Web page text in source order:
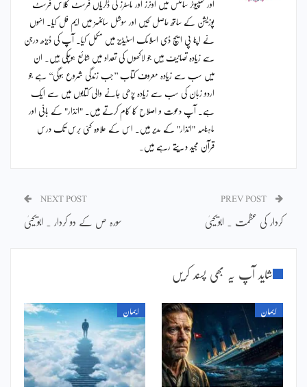
اور کمپیوٹر سائنس میں اونرز اور ماسٹرز کی ڈگریاں فرسٹ کلاس فرسٹ
پوزیشن کے ساتھ حاصل کیں اور سوشل سائنسز میں ایم فل کیا۔ انہوں
نے اپنا پی ایچ ڈی اسلامک اسٹیڈیز میں مکمل کیا۔ آپ کی ڈیڑھ درجن
سے زیادہ تصانیف ہیں جو لاکھوں کی تعداد میں شائع ہوچکی ہیں۔ ان
میں سب سے زیادہ معروف کتاب ’’جب زندگی شروع ہوگی‘‘ ہے جو
اردو زبان کی سب سے زیادہ پڑھی جانے والی کتابوں میں سے ایک
ہے۔ آپ دعوت و اصلاح کا کام کرتے ہیں۔ "انذار" کے بانی اور
ماہنامہ "انذار" کے مدیر ہیں۔ اس کے علاوہ کئی برس تک درس
قرآن مجید دیتے رہے ہیں۔
کردار کی عظمت ۔ ابویحییٰ
NEXT POST
سورہ ص کے دو کردار ۔ ابویحییٰ
شاید آپ یہ بھی پسند کریں
ایمان ایمان